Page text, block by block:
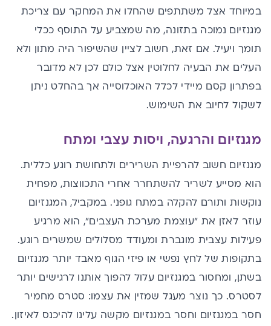
במיוחד אצל משתתפים שהחלו את המחקר עם צריכת
מגנזיום נמוכה בתזונה, מה שמצביע על התוסף ככלי
תומך ויעיל. אם זאת, חשוב לציין שהשיפור היה מתון ולא
העלים את הבעיה לחלוטין אצל כולם לכן לא מדובר
בפתרון קסם מיידי לכלל האוכלוסייה אך בהחלט ניתן
לשקול לחיוב את השימוש.
מגנזיום והרגעה, ויסות עצבי ומתח
מגנזיום חשוב להרפיית השרירים ולתחושת רוגע כללית.
הוא מסייע לשריר להשתחרר אחרי התכווצות, מפחית
נוקשות ותורם להקלה במתח גופני. במקביל, המגנזיום
עוזר לאזן את "עוצמת מערכת העצבים", הוא מרגיע
פעילות עצבית מוגברת ומעודד מסלולים שמשרים רוגע.
בתקופות של לחץ נפשי או פיזי הגוף מאבד יותר מגנזיום
בשתן, ומחסור במגנזיום עלול להפוך אותנו לרגישים יותר
לסטרס. כך נוצר מעגל שמזין את עצמו: סטרס מחמיר
חסר במגנזיום וחסר במגנזיום מקשה עלינו להיכנס לאיזון.